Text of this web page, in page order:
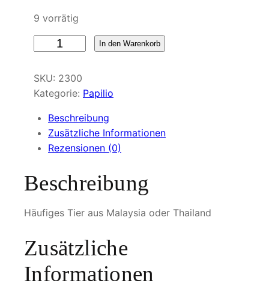
9 vorrätig
l
i
o
d
m
o
d
u
M
In den Warenkorb
SKU: 2300
Kategorie: Papilio
Beschreibung
Zusätzliche Informationen
Rezensionen (0)
Beschreibung
Häufiges Tier aus Malaysia oder Thailand
Zusätzliche
Informationen